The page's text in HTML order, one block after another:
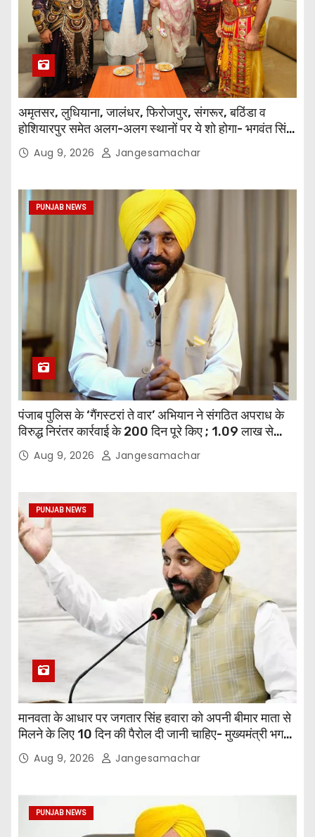
अमृतसर, लुधियाना, जालंधर, फिरोजपुर, संगरूर, बठिंडा व
होशियारपुर समेत अलग-अलग स्थानों पर ये शो होगा- भगवंत सिंह
मान Aug 9, 2026 Jangesamachar
PUNJAB NEWS
पंजाब पुलिस के ‘गैंगस्टरां ते वार’ अभियान ने संगठित अपराध के
विरुद्ध निरंतर कार्रवाई के 200 दिन पूरे किए ; 1.09 लाख से
अधिक छापेमारियाँ कीं, 1,532 घोषित अपराधी गिरफ़्तार किए
Aug 9, 2026 Jangesamachar
PUNJAB NEWS
मानवता के आधार पर जगतार सिंह हवारा को अपनी बीमार माता से
मिलने के लिए 10 दिन की पैरोल दी जानी चाहिए- मुख्यमंत्री भगवंत
सिंह मानAug 9, 2026 Jangesamachar
PUNJAB NEWS